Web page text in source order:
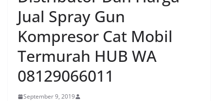
Jual Spray Gun
Kompresor Cat Mobil
Termurah HUB WA
08129066011
September 9, 2019